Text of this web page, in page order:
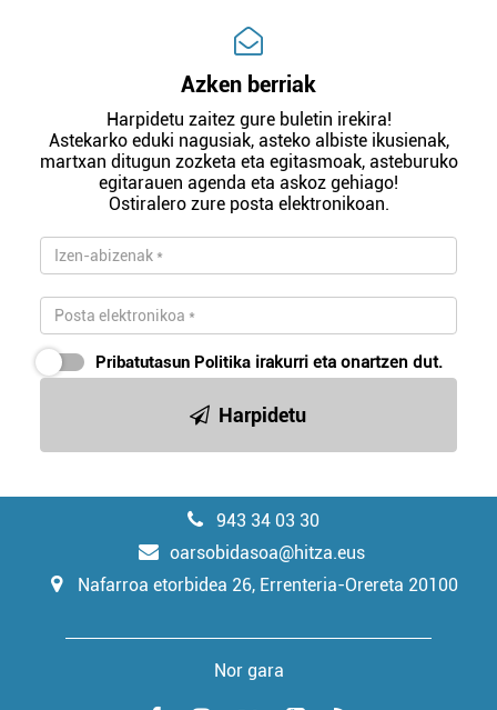
Azken berriak
Harpidetu zaitez gure buletin irekira!
Astekarko eduki nagusiak, asteko albiste ikusienak,
martxan ditugun zozketa eta egitasmoak, asteburuko
egitarauen agenda eta askoz gehiago!
Ostiralero zure posta elektronikoan.
Pribatutasun Politika irakurri eta onartzen dut.
Harpidetu
943 34 03 30
oarsobidasoa@hitza.eus
Nafarroa etorbidea 26, Errenteria-Orereta 20100
Nor gara